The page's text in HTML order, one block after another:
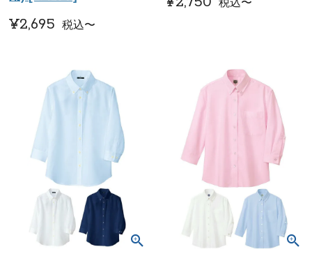
¥2,695 税込〜
税込〜